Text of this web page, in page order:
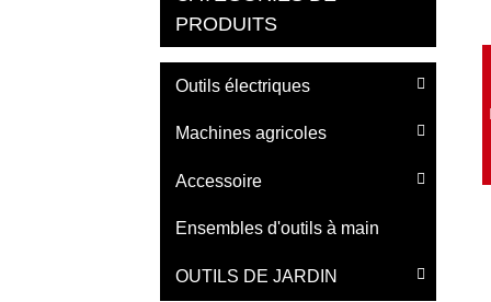
PRODUITS
Outils électriques
Machines agricoles
Accessoire
Ensembles d'outils à main
OUTILS DE JARDIN